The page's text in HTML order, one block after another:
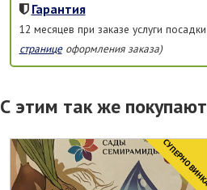
Гарантия
12 месяцев при заказе услуги посадки
страницеоформления заказа)
С этим так же покупают
CУПЕРНОВИНКА